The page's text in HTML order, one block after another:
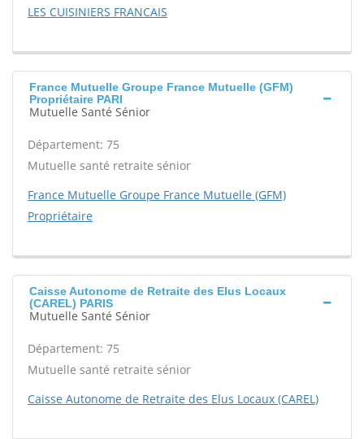
LES CUISINIERS FRANCAIS
France Mutuelle Groupe France Mutuelle (GFM)
Propriétaire PARI
Mutuelle Santé Sénior
Département: 75
Mutuelle santé retraite sénior
France Mutuelle Groupe France Mutuelle (GFM)
Propriétaire
Caisse Autonome de Retraite des Elus Locaux
(CAREL) PARIS
Mutuelle Santé Sénior
Département: 75
Mutuelle santé retraite sénior
Caisse Autonome de Retraite des Elus Locaux (CAREL)